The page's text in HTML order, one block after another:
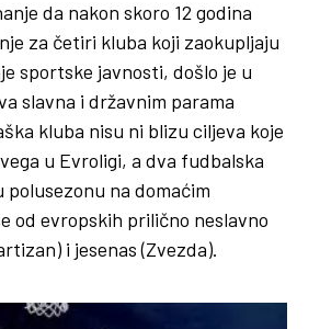
da nakon skoro 12 godina
za četiri kluba koji zaokupljaju
sportske javnosti, došlo je u
slavna i državnim parama
kluba nisu ni blizu ciljeva koje
u Evroligi, a dva fudbalska
na domaćim
od evropskih prilično neslavno
i jesenas (Zvezda).